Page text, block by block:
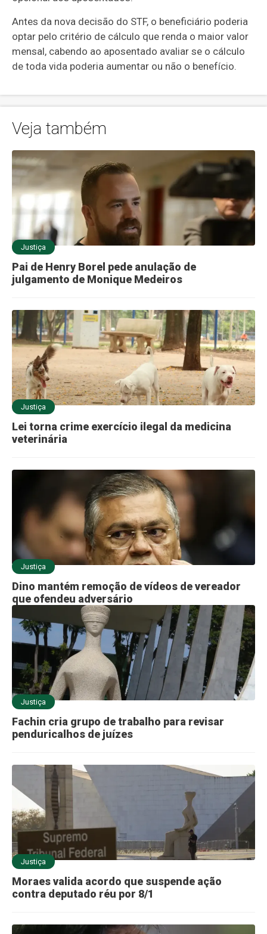
Antes da nova decisão do STF, o beneficiário poderia
optar pelo critério de cálculo que renda o maior valor
mensal, cabendo ao aposentado avaliar se o cálculo
de toda vida poderia aumentar ou não o benefício.
Veja também
Justiça
Pai de Henry Borel pede anulação de
julgamento de Monique Medeiros
Justiça
Lei torna crime exercício ilegal da medicina
veterinária
Justiça
Dino mantém remoção de vídeos de vereador
que ofendeu adversário
Justiça
Fachin cria grupo de trabalho para revisar
penduricalhos de juízes
Justiça
Moraes valida acordo que suspende ação
contra deputado réu por 8/1